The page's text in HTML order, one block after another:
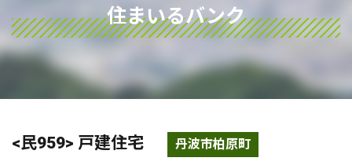
住まいるバンク
<民959> 戸建住宅 丹波市柏原町